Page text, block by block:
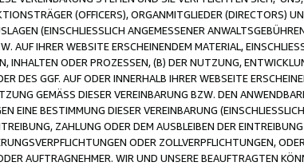
(OFFICERS), ORGANMITGLIEDER (DIRECTORS)
(EINSCHLIESSLICH ANGEMESSENER
IHRER WEBSITE ERSCHEINENDEM MATERIAL,
INHALTEN ODER PROZESSEN, (B) DER NUTZUNG,
DES GGF. AUF ODER INNERHALB IHRER WEBSEITE
GEMÄSS DIESER VEREINBARUNG BZW. DEN
EINE BESTIMMUNG DIESER VEREINBARUNG
ZAHLUNG ODER DEM AUSBLEIBEN DER
ODER ZOLLVERPFLICHTUNGEN,
AUFTRAGNEHMER. WIR UND UNSERE BEAUFTRAGTEN